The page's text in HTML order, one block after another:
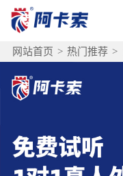
网站首页 > 热门推荐 >